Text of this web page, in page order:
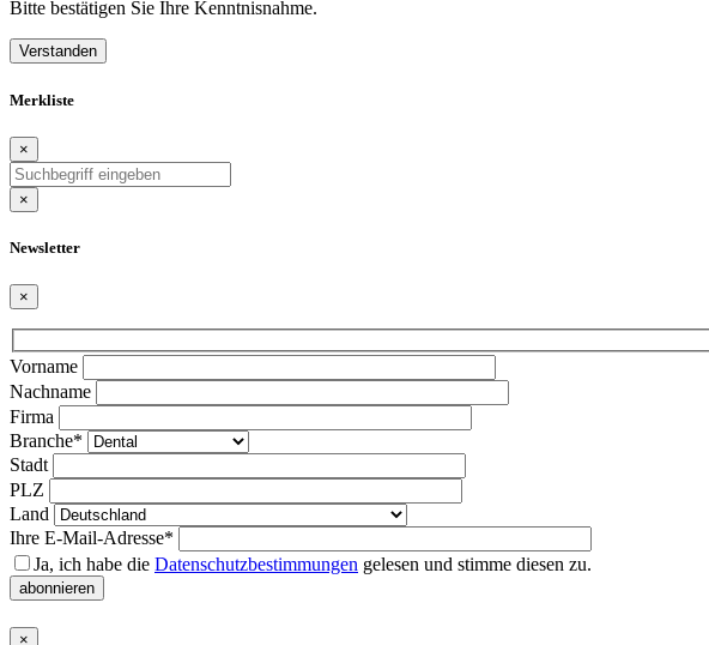
Bitte bestätigen Sie Ihre Kenntnisnahme.
Verstanden
Merkliste
×
×
Newsletter
×
Bitte
lasse
dieses
Feld
leer.
Vorname
Nachname
Firma
Branche*
Stadt
PLZ
Land
Ihre E-Mail-Adresse*
Ja, ich habe die Datenschutzbestimmungen gelesen und stimme diesen zu.
abonnieren
×